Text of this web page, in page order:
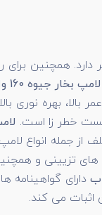
است که قطری برابر با 76 میلی متر و طولی
آن می توان به طول عمر
خطر زا است.
جمله انواع
دارای گواهینامه